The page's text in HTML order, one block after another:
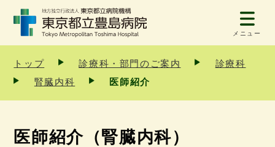
メニュー
トップ 診療科・部門のご案内
診療科
腎臓内科
医師紹介
医師紹介（腎臓内科）